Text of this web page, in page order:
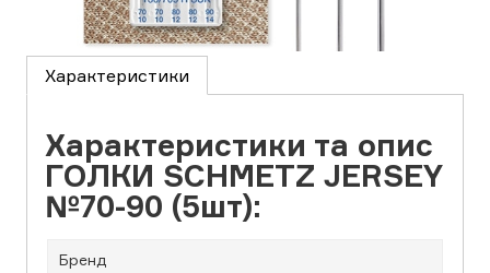
Характеристики
Характеристики та опис
ГОЛКИ SCHMETZ JERSEY
№70-90 (5шт):
Бренд